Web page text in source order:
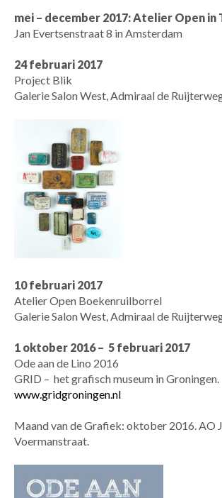
mei – december 2017: Atelier Open in
Jan Evertsenstraat 8 in Amsterdam
24 februari 2017
Project Blik
Galerie Salon West, Admiraal de
10 februari 2017
Atelier Open Boekenruilborrel
Galerie Salon West, Admiraal de
1 oktober 2016 – 5 februari 2017
Ode aan de Lino 2016
GRID – het grafisch museum in Groningen.
www.gridgroningen.nl
Maand van de Grafiek: oktober 2016. AO
Voermanstraat.